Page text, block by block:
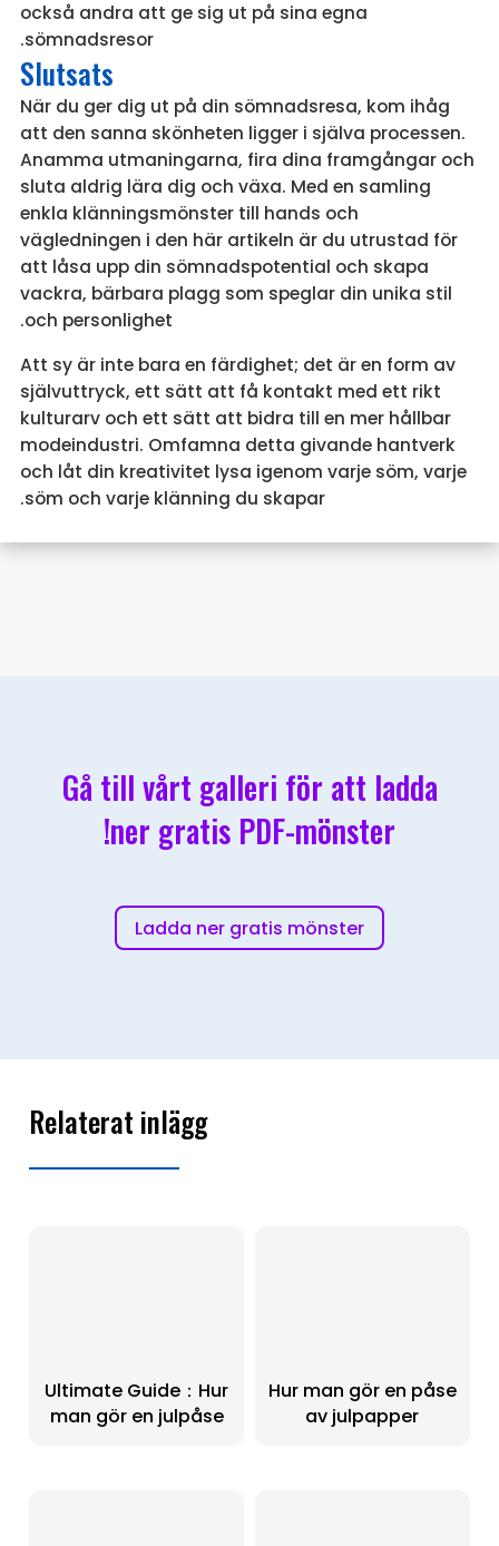
också andra att ge sig ut på sina egna
sömnadsresor.
Slutsats
När du ger dig ut på din sömnadsresa, kom ihåg
att den sanna skönheten ligger i själva processen.
Anamma utmaningarna, fira dina framgångar och
sluta aldrig lära dig och växa. Med en samling
enkla klänningsmönster till hands och
vägledningen i den här artikeln är du utrustad för
att låsa upp din sömnadspotential och skapa
vackra, bärbara plagg som speglar din unika stil
och personlighet.
Att sy är inte bara en färdighet; det är en form av
självuttryck, ett sätt att få kontakt med ett rikt
kulturarv och ett sätt att bidra till en mer hållbar
modeindustri. Omfamna detta givande hantverk
och låt din kreativitet lysa igenom varje söm, varje
söm och varje klänning du skapar.
Gå till vårt galleri för att ladda
ner gratis PDF-mönster!
Ladda ner gratis mönster
Relaterat inlägg
Hur man gör en påse
av julpapper
Ultimate Guide：Hur
man gör en julpåse